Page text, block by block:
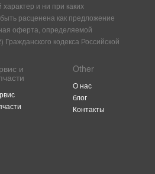
и ни при каких
расценена как предложение
оферта, определяемой
кодекса Российской
и Other
O нас
блог
Контакты